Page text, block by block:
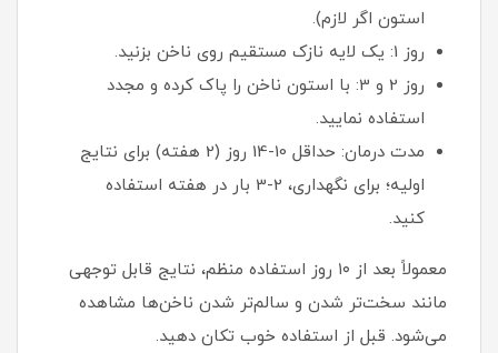
استون اگر لازم).
روز 1: یک لایه نازک مستقیم روی ناخن بزنید.
روز 2 و 3: با استون ناخن را پاک کرده و مجدد
استفاده نمایید.
مدت درمان: حداقل 10-14 روز (2 هفته) برای نتایج
اولیه؛ برای نگهداری، 2-3 بار در هفته استفاده
کنید.
معمولاً بعد از ۱۰ روز استفاده منظم، نتایج قابل توجهی
مانند سخت‌تر شدن و سالم‌تر شدن ناخن‌ها مشاهده
می‌شود. قبل از استفاده خوب تکان دهید.